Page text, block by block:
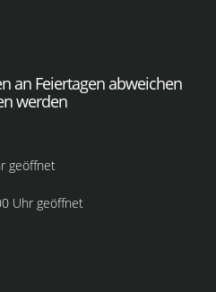
an Feiertagen abweichen
werden
geöffnet
Uhr geöffnet